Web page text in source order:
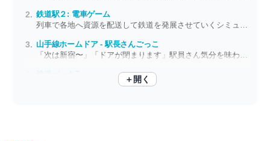
鉄道駅２: 電車ゲーム
列車で各地へ資源を配送して鉄道を発展させていくシミュレーションゲーム
山手線ホームドア - 駅長さんごっこ
「次は新宿〜」「ドアが閉まります」駅員さん気分を味わえる
＋開く